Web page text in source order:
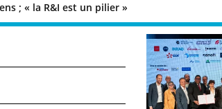
; « la R&I est un pilier »
aux